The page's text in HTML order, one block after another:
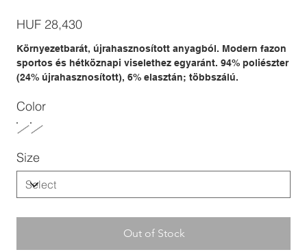
Price
HUF 28,430
Környezetbarát, újrahasznosított anyagból. Modern fazon
sportos és hétköznapi viselethez egyaránt. 94% poliészter
(24% újrahasznosított), 6% elasztán; többszálú.
Color
Size
Out of Stock